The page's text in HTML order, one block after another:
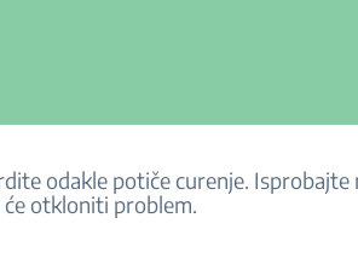
odakle potiče curenje. Isprobajte
otkloniti problem.